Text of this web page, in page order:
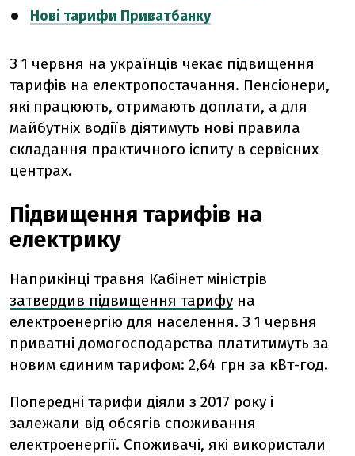
Нові тарифи Приватбанку
З 1 червня на українців чекає підвищення
тарифів на електропостачання. Пенсіонери,
які працюють, отримають доплати, а для
майбутніх водіїв діятимуть нові правила
складання практичного іспиту в сервісних
центрах.
Підвищення тарифів на
електрику
Наприкінці травня Кабінет міністрів
затвердив підвищення тарифу на
електроенергію для населення. З 1 червня
приватні домогосподарства платитимуть за
новим єдиним тарифом: 2,64 грн за кВт-год.
Попередні тарифи діяли з 2017 року і
залежали від обсягів споживання
електроенергії. Споживачі, які використали